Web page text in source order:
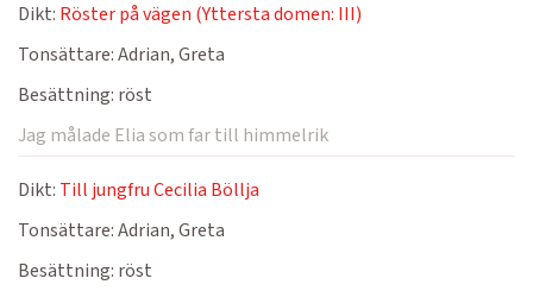
Dikt: Röster på vägen (Yttersta domen: III)
Tonsättare:Adrian, Greta
Besättning: röst
Jag målade Elia som far till himmelrik
Dikt: Till jungfru Cecilia Böllja
Tonsättare:Adrian, Greta
Besättning: röst